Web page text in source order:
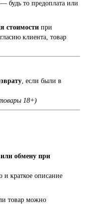
будь то предоплата или
стоимости при
клиента, товар
, если были в
18+)
обмену при
и краткое описание
товар можно